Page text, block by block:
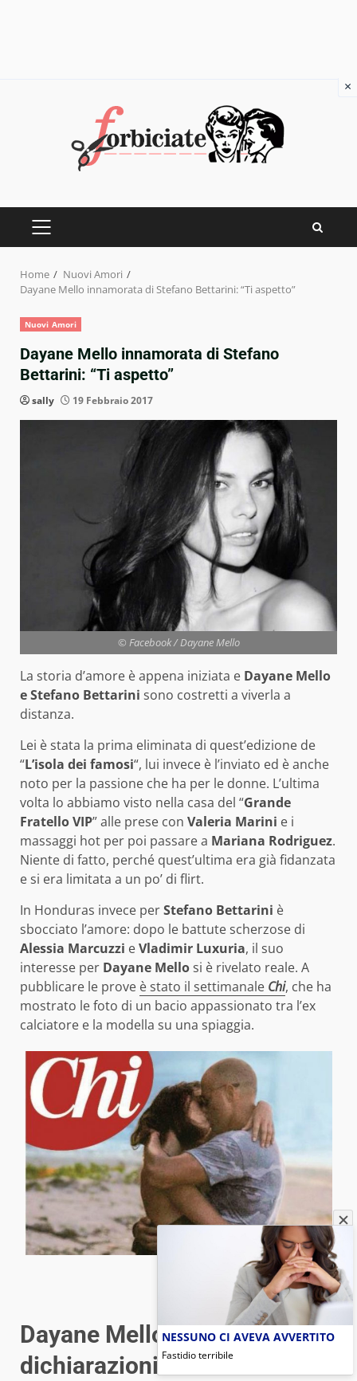
PRIMARY
Home
Nuovi Amori
Dayane Mello innamorata di Stefano Bettarini: “Ti aspetto”
Nuovi Amori
Dayane Mello innamorata di Stefano
Bettarini: “Ti aspetto”
sally 19 Febbraio 2017
© Facebook / Dayane Mello
La storia d’amore è appena iniziata e Dayane Mello
e Stefano Bettarini sono costretti a viverla a
distanza.
Lei è stata la prima eliminata di quest’edizione de
“L’isola dei famosi“, lui invece è l’inviato ed è anche
noto per la passione che ha per le donne. L’ultima
volta lo abbiamo visto nella casa del “Grande
Fratello VIP” alle prese con Valeria Marini e i
massaggi hot per poi passare a Mariana Rodriguez.
Niente di fatto, perché quest’ultima era già fidanzata
e si era limitata a un po’ di flirt.
In Honduras invece perStefano Bettarini è
sbocciato l’amore: dopo le battute scherzose di
Alessia Marcuzzi eVladimir Luxuria, il suo
interesse per Dayane Mellosi è rivelato reale. A
pubblicare le prove è stato il settimanale Chi, che ha
mostrato le foto di un bacio appassionato tra l’ex
calciatore e la modella su una spiaggia.
Dayane Mello, le
dichiarazioni su Stefano
×
NESSUNO CI AVEVA AVVERTITO
Fastidio terribile